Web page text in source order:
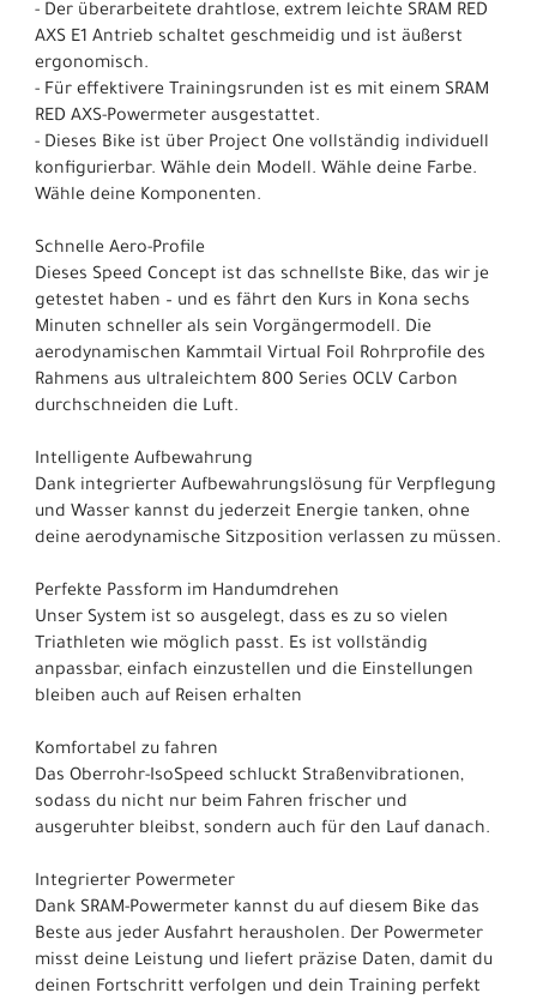
- Der überarbeitete drahtlose, extrem leichte SRAM RED
AXS E1 Antrieb schaltet geschmeidig und ist äußerst
ergonomisch.
- Für effektivere Trainingsrunden ist es mit einem SRAM
RED AXS-Powermeter ausgestattet.
- Dieses Bike ist über Project One vollständig individuell
konfigurierbar. Wähle dein Modell. Wähle deine Farbe.
Wähle deine Komponenten.
Schnelle Aero-Profile
Dieses Speed Concept ist das schnellste Bike, das wir je
getestet haben – und es fährt den Kurs in Kona sechs
Minuten schneller als sein Vorgängermodell. Die
aerodynamischen Kammtail Virtual Foil Rohrprofile des
Rahmens aus ultraleichtem 800 Series OCLV Carbon
durchschneiden die Luft.
Intelligente Aufbewahrung
Dank integrierter Aufbewahrungslösung für Verpflegung
und Wasser kannst du jederzeit Energie tanken, ohne
deine aerodynamische Sitzposition verlassen zu müssen.
Perfekte Passform im Handumdrehen
Unser System ist so ausgelegt, dass es zu so vielen
Triathleten wie möglich passt. Es ist vollständig
anpassbar, einfach einzustellen und die Einstellungen
bleiben auch auf Reisen erhalten
Komfortabel zu fahren
Das Oberrohr-IsoSpeed schluckt Straßenvibrationen,
sodass du nicht nur beim Fahren frischer und
ausgeruhter bleibst, sondern auch für den Lauf danach.
Integrierter Powermeter
Dank SRAM-Powermeter kannst du auf diesem Bike das
Beste aus jeder Ausfahrt herausholen. Der Powermeter
misst deine Leistung und liefert präzise Daten, damit du
deinen Fortschritt verfolgen und dein Training perfekt